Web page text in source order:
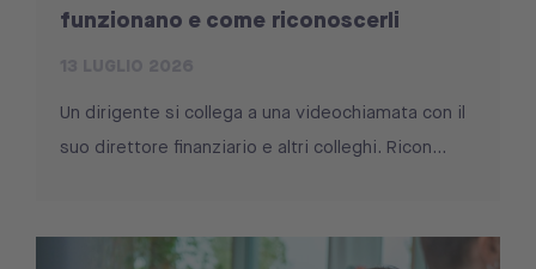
funzionano e come riconoscerli
Un dirigente si collega a una videochiamata con il
suo direttore finanziario e altri colleghi. Ricon...